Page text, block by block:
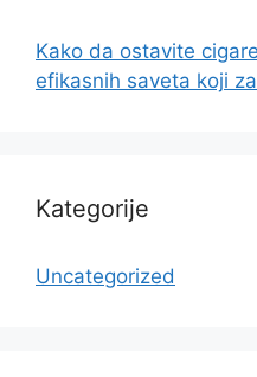
Kako da ostavite
efikasnih saveta koji
Kategorije
Uncategorized